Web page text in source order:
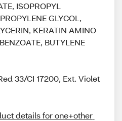
ISOPROPYL
GLYCOL,
KERATIN AMINO
BUTYLENE
33/CI 17200, Ext. Violet
details for one+other